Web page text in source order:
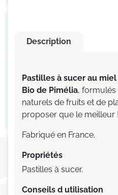
Description
Pastilles à sucer au
Bio de Pimélia, formulés
naturels de fruits et de
proposer que le meilleur !
Fabriqué en France.
Propriétés
Pastilles à sucer.
Conseils d utilisation